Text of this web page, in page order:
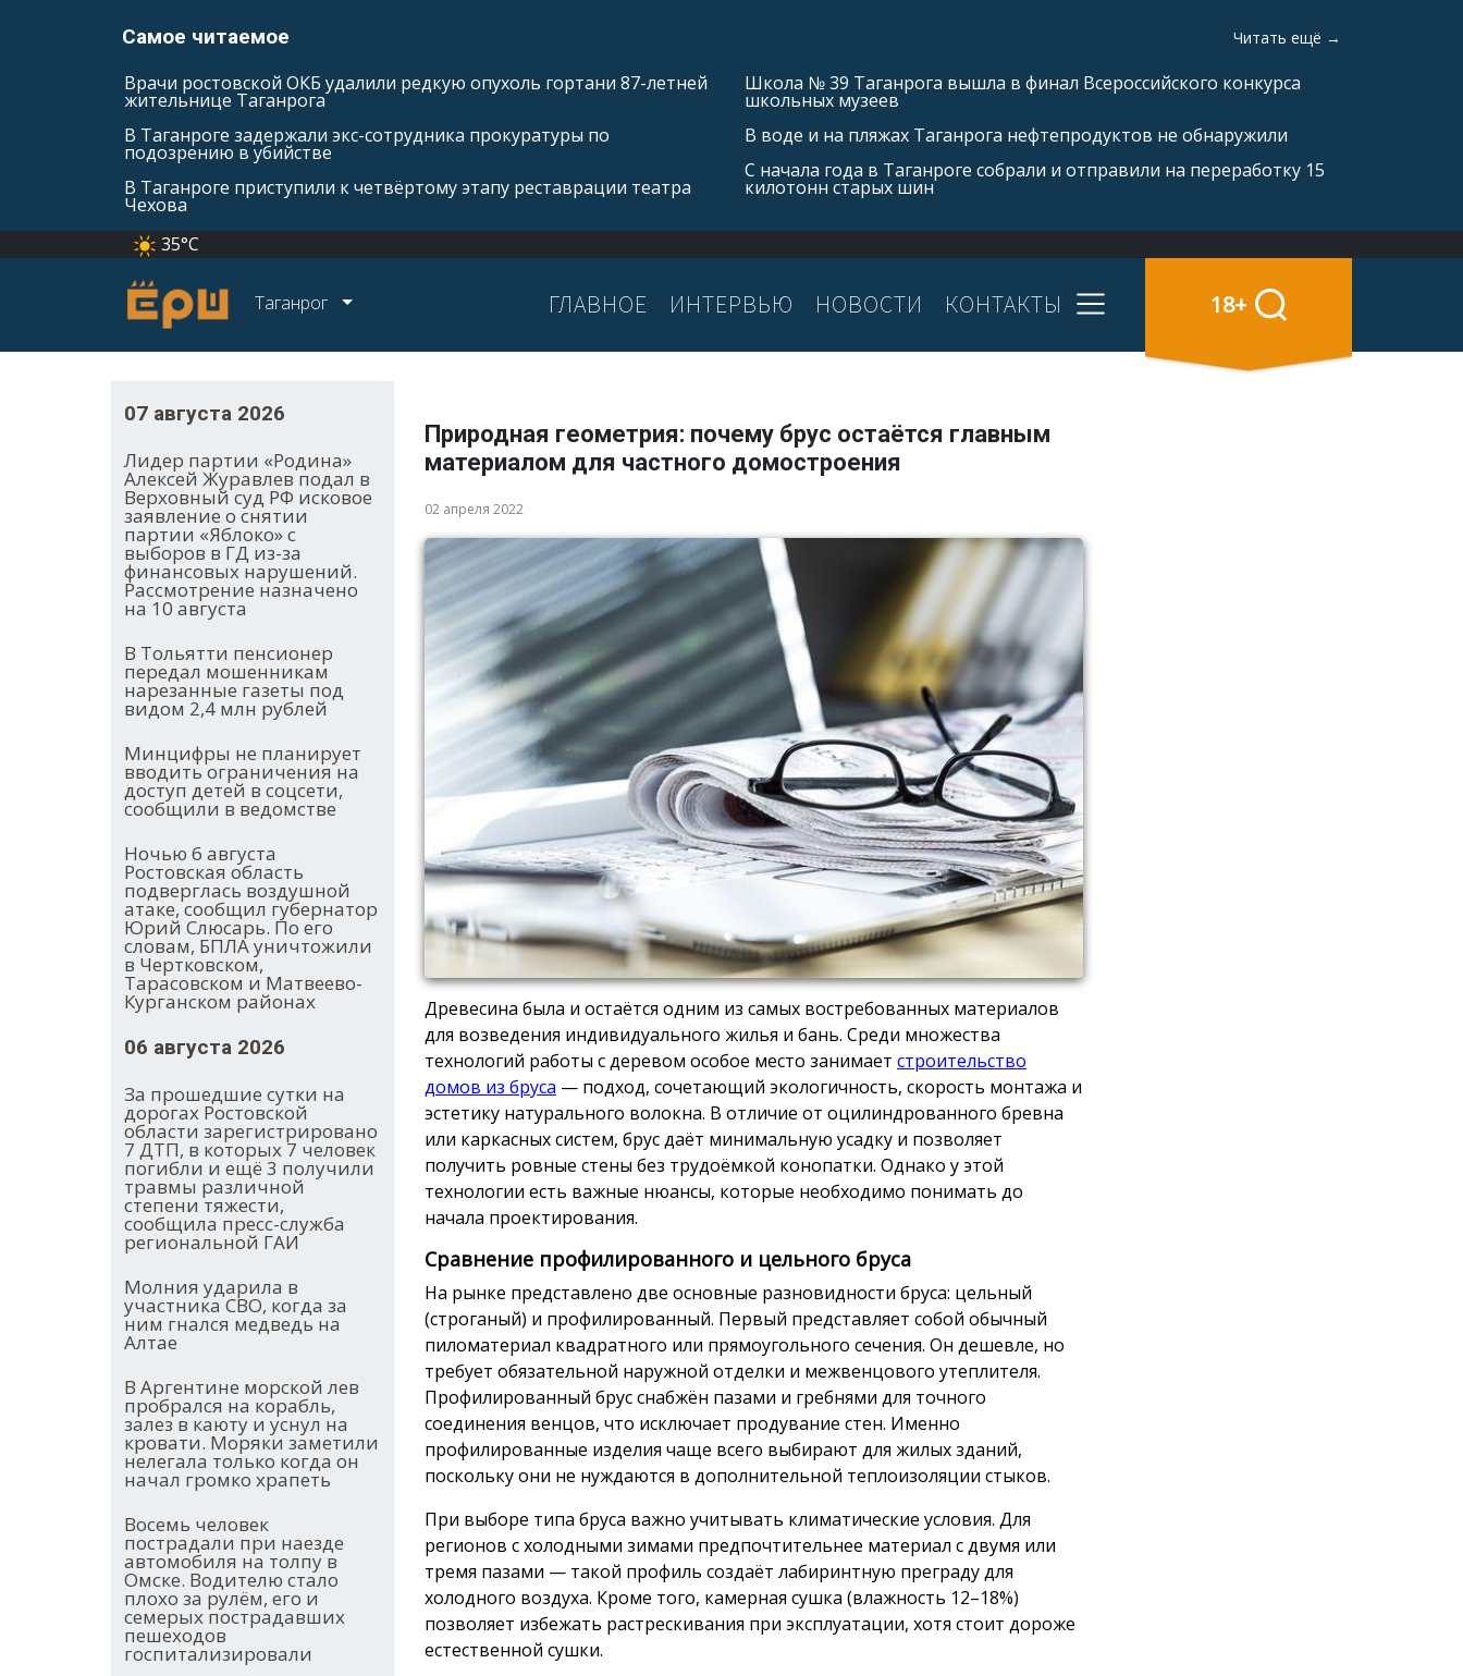
Самое читаемое Читать ещё →
Врачи ростовской ОКБ удалили редкую опухоль гортани 87-летней
жительнице Таганрога
В Таганроге задержали экс-сотрудника прокуратуры по
подозрению в убийстве
В Таганроге приступили к четвёртому этапу реставрации театра
Чехова
Школа № 39 Таганрога вышла в финал Всероссийского конкурса
школьных музеев
В воде и на пляжах Таганрога нефтепродуктов не обнаружили
С начала года в Таганроге собрали и отправили на переработку 15
килотонн старых шин
35°C
Таганрог ГЛАВНОЕ ИНТЕРВЬЮ НОВОСТИ КОНТАКТЫ 18+
07 августа 2026
Лидер партии «Родина»
Алексей Журавлев подал в
Верховный суд РФ исковое
заявление о снятии
партии «Яблоко» с
выборов в ГД из-за
финансовых нарушений.
Рассмотрение назначено
на 10 августа
В Тольятти пенсионер
передал мошенникам
нарезанные газеты под
видом 2,4 млн рублей
Минцифры не планирует
вводить ограничения на
доступ детей в соцсети,
сообщили в ведомстве
Ночью 6 августа
Ростовская область
подверглась воздушной
атаке, сообщил губернатор
Юрий Слюсарь. По его
словам, БПЛА уничтожили
в Чертковском,
Тарасовском и Матвеево-
Курганском районах
06 августа 2026
За прошедшие сутки на
дорогах Ростовской
области зарегистрировано
7 ДТП, в которых 7 человек
погибли и ещё 3 получили
травмы различной
степени тяжести,
сообщила пресс-служба
региональной ГАИ
Молния ударила в
участника СВО, когда за
ним гнался медведь на
Алтае
В Аргентине морской лев
пробрался на корабль,
залез в каюту и уснул на
кровати. Моряки заметили
нелегала только когда он
начал громко храпеть
Восемь человек
пострадали при наезде
автомобиля на толпу в
Омске. Водителю стало
плохо за рулём, его и
семерых пострадавших
пешеходов
госпитализировали
Природная геометрия: почему брус остаётся главным
материалом для частного домостроения
02 апреля 2022
Древесина была и остаётся одним из самых востребованных материалов
для возведения индивидуального жилья и бань. Среди множества
технологий работы с деревом особое место занимает строительство
домов из бруса — подход, сочетающий экологичность, скорость монтажа и
эстетику натурального волокна. В отличие от оцилиндрованного бревна
или каркасных систем, брус даёт минимальную усадку и позволяет
получить ровные стены без трудоёмкой конопатки. Однако у этой
технологии есть важные нюансы, которые необходимо понимать до
начала проектирования.
Сравнение профилированного и цельного бруса
На рынке представлено две основные разновидности бруса: цельный
(строганый) и профилированный. Первый представляет собой обычный
пиломатериал квадратного или прямоугольного сечения. Он дешевле, но
требует обязательной наружной отделки и межвенцового утеплителя.
Профилированный брус снабжён пазами и гребнями для точного
соединения венцов, что исключает продувание стен. Именно
профилированные изделия чаще всего выбирают для жилых зданий,
поскольку они не нуждаются в дополнительной теплоизоляции стыков.
При выборе типа бруса важно учитывать климатические условия. Для
регионов с холодными зимами предпочтительнее материал с двумя или
тремя пазами — такой профиль создаёт лабиринтную преграду для
холодного воздуха. Кроме того, камерная сушка (влажность 12–18%)
позволяет избежать растрескивания при эксплуатации, хотя стоит дороже
естественной сушки.